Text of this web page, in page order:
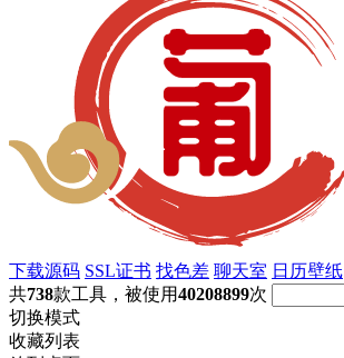
下载源码 SSL证书 找色差 聊天室 日历壁纸
共738款工具，被使用40208899次
切换模式
收藏列表